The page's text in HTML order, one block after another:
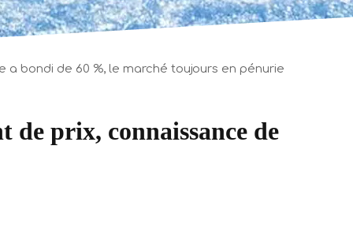
a bondi de 60 %, le marché toujours en pénurie
prix, connaissance de